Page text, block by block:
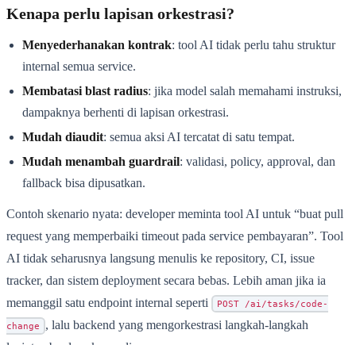
Kenapa perlu lapisan orkestrasi?
Menyederhanakan kontrak: tool AI tidak perlu tahu struktur
internal semua service.
Membatasi blast radius: jika model salah memahami instruksi,
dampaknya berhenti di lapisan orkestrasi.
Mudah diaudit: semua aksi AI tercatat di satu tempat.
Mudah menambah guardrail: validasi, policy, approval, dan
fallback bisa dipusatkan.
Contoh skenario nyata: developer meminta tool AI untuk “buat pull
request yang memperbaiki timeout pada service pembayaran”. Tool
AI tidak seharusnya langsung menulis ke repository, CI, issue
tracker, dan sistem deployment secara bebas. Lebih aman jika ia
memanggil satu endpoint internal seperti
POST /ai/tasks/code-
change
, lalu backend yang mengorkestrasi langkah-langkah